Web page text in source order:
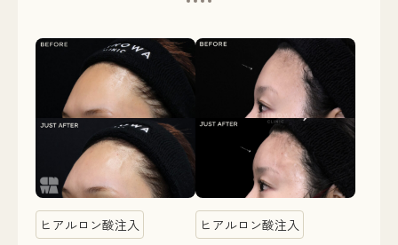
ヒアルロン酸注入
ヒアルロン酸注入